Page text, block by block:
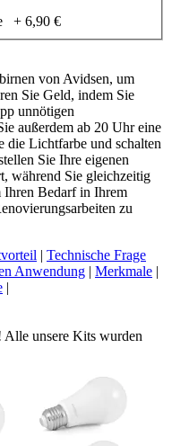
+ 6,90 €
von Avidsen, um
Sie Geld, indem Sie
unnötigen
außerdem ab 20 Uhr eine
die Lichtfarbe und schalten
Sie Ihre eigenen
während Sie gleichzeitig
Ihren Bedarf in Ihrem
zu
| Technische Frage
Anwendung | Merkmale |
|
Alle unsere Kits wurden